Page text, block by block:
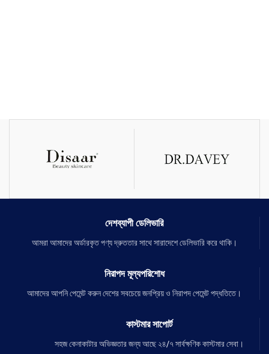
দেশব্যাপী ডেলিভারি
আমরা আমাদের অর্ডারকৃত পণ্য দ্রুততার সাথে সারাদেশে ডেলিভারি করে থাকি।
নিরাপদ মূল্যপরিশোধ
আমাদের আপনি পেমেন্ট করুন দেশের সবচেয়ে জনপ্রিয় ও নিরাপদ পেমেন্ট পদ্ধতিতে।
কাস্টমার সাপোর্ট
সহজ কেনাকাটার অভিজ্ঞতার জন্য আছে ২৪/৭ সার্বক্ষণিক কাস্টমার সেবা।